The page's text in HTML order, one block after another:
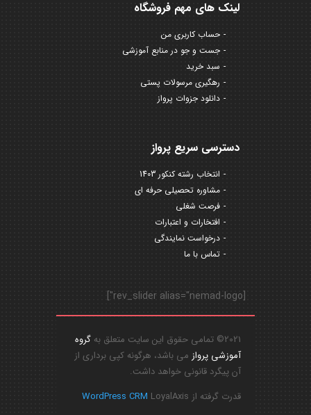
لینک های مهم فروشگاه
حساب کاربری من
جست و جو در منابع آموزشی
سبد خرید
رهگیری مرسولات پستی
دانلود جزوات پرواز
دسترسی سریع پرواز
انتخاب رشته کنکور 1403
مشاوره تحصیلی حرفه ای
فرصت شغلی
افتخارات و اعتبارات
درخواست نمایندگی
تماس با ما
[rev_slider alias="nemad-logo"]
2021© تمامی حقوق این سایت متعلق به
گروه
آموزشی پرواز می باشد، هرگونه کپی برداری از
آن پیگرد قانونی خواهد داشت.
قدرت گرفته از
WordPress CRM LoyalAxis